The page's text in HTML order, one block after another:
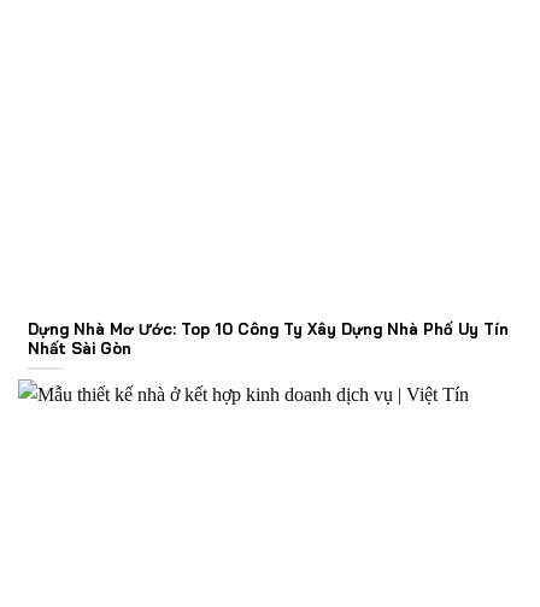
Dựng Nhà Mơ Ước: Top 10 Công Ty Xây Dựng Nhà Phố Uy Tín
Nhất Sài Gòn